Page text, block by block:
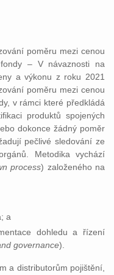
poměru mezi cenou
– V návaznosti na
a výkonu z roku 2021
poměru mezi cenou
v rámci které předkládá
produktů spojených
dokonce žádný poměr
pečlivé sledování ze
Metodika vychází
process) založeného na
a
dohledu a řízení
governance).
a distributorům pojištění,